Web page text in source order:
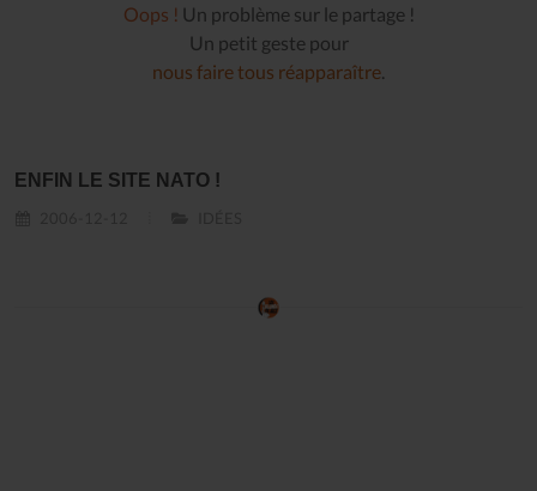
Oops ! Un problème sur le partage !
Un petit geste pour
nous faire tous réapparaître.
ENFIN LE SITE NATO !